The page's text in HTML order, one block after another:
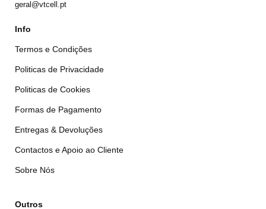
geral@vtcell.pt
Info
Termos e Condições
Politicas de Privacidade
Politicas de Cookies
Formas de Pagamento
Entregas & Devoluções
Contactos e Apoio ao Cliente
Sobre Nós
Outros